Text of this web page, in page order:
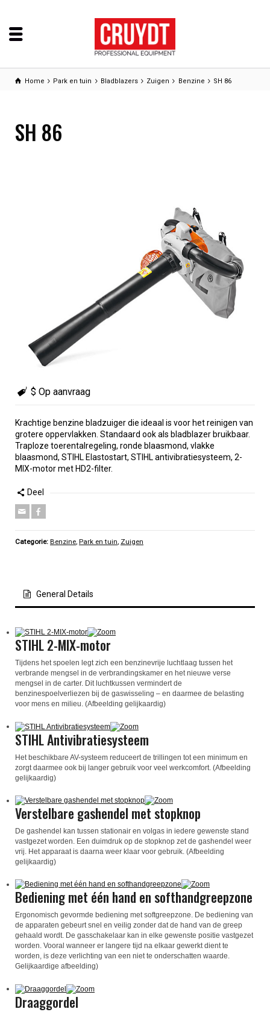
Home Park en tuin Bladblazers Zuigen Benzine SH 86
SH 86
$ Op aanvraag
Krachtige benzine bladzuiger die ideaal is voor het reinigen van
grotere oppervlakken. Standaard ook als bladblazer bruikbaar.
Traploze toerentalregeling, ronde blaasmond, vlakke
blaasmond, STIHL Elastostart, STIHL antivibratiesysteem, 2-
MIX-motor met HD2-filter.
Deel
Categorie: Benzine, Park en tuin, Zuigen
General Details
STIHL 2-MIX-motor
Tijdens het spoelen legt zich een benzinevrije luchtlaag tussen het
verbrande mengsel in de verbrandingskamer en het nieuwe verse
mengsel in de carter. Dit luchtkussen vermindert de
benzinespoelverliezen bij de gaswisseling – en daarmee de belasting
voor mens en milieu. (Afbeelding gelijkaardig)
STIHL Antivibratiesysteem
Het beschikbare AV-systeem reduceert de trillingen tot een minimum en
zorgt daarmee ook bij langer gebruik voor veel werkcomfort. (Afbeelding
gelijkaardig)
Verstelbare gashendel met stopknop
De gashendel kan tussen stationair en volgas in iedere gewenste stand
vastgezet worden. Een duimdruk op de stopknop zet de gashendel weer
vrij. Het apparaat is daarna weer klaar voor gebruik. (Afbeelding
gelijkaardig)
Bediening met één hand en softhandgreepzone
Ergonomisch gevormde bediening met softgreepzone. De bediening van
de apparaten gebeurt snel en veilig zonder dat de hand van de greep
gehaald wordt. De gasschakelaar kan in elke gewenste positie vastgezet
worden. Vooral wanneer er langere tijd na elkaar gewerkt dient te
worden, is deze verlichting van een niet te onderschatten waarde.
Gelijkaardige afbeelding)
Draaggordel